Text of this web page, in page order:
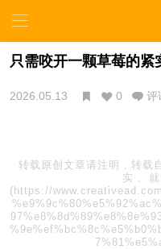
只需咬开一颗草莓的
2026.05.13 0 评
转载原创文章请注明，转载
实，
(https://